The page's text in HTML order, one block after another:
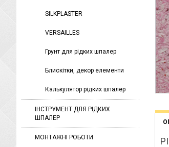
SILKPLASTER
VERSAILLES
Грунт для рідких шпалер
Блискітки, декор елементи
Калькулятор рідких шпалер
ІНСТРУМЕНТ ДЛЯ РІДКИХ
ШПАЛЕР
МОНТАЖНІ РОБОТИ